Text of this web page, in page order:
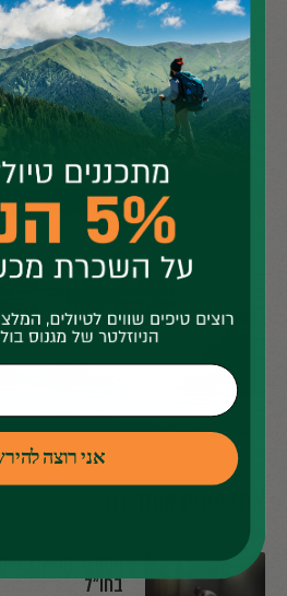
על פי גורמי הבסיס האלה, לצד בניית
צילומי לווין של האזור ניתן להושיט
לאורך כל שלבי האסון".
מטורף: החילוצים
בחו"ל
אני רוצה